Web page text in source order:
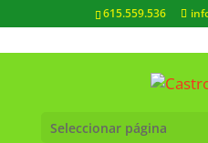
615.559.536
Seleccionar página